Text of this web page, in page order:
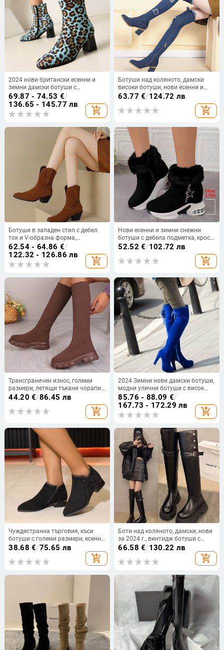
2024 нови британски есенни и
зимни дамски ботуши с
леопардов принт, къси мартин
ботуши, дебели ботуши на висок
ток 40-44, големи размери,
външнотърговски ботуши
69.87 - 74.53 €/
136.65 - 145.77 лв
add_shopping_cart
Ботуши над коляното, дамски
високи ботуши, нови есенни и
зимни тънки ботуши, еластични
63.77 €/124.72 лв
add_shopping_cart
Ботуши в западен стил с дебел
ток и V-образна форма,
заострени върхове, ретро кафяви
дънкови къси ботуши, дамски
обувки, нови пролетни и есенни
единични ботуши 2024, размер
62.54 - 64.86 €/
122.32 - 126.86 лв
add_shopping_cart
Нови есенни и зимни снежни
ботуши с дебела подметка, крос-
гранични, големи размери, модни
едноцветни, с клиновиден ток,
52.52 €/102.72 лв
add_shopping_cart
Трансграничен износ, големи
размери, летящи тъкани чорапи
до средата на прасеца за жени,
есен и зима 2024, европейска и
американска мода, нови ботуши
44.20 €/86.45 лв
add_shopping_cart
2024 Зимни нови дамски ботуши,
модни улични ботуши с висок
ток, водоустойчиви ботуши до
коляното с връзки, дамски
ботуши, модни ботуши
85.76 - 88.09 €/
167.73 - 172.29 лв
add_shopping_cart
Чуждестранна търговия, къси
ботуши с големи размери, есенни
и зимни нови дамски ботуши с
остър квадратен ток и страничен
цип, къси ботуши Челси на едро
38.68 €/75.65 лв
add_shopping_cart
Боти над коляното, дамски, нови
за 2024 г., винтидж ботуши с
нитове и рицарски обувки с
66.58 €/130.22 лв
add_shopping_cart